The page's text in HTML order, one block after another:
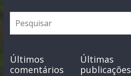
Últimos
comentários
Últimas
publicações